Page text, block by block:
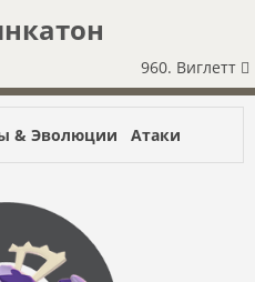
960. Виглетт
& Эволюции Атаки